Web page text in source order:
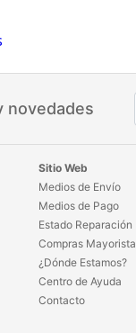
novedades
Sitio Web
Medios de Envío
Medios de Pago
Estado Reparación
Compras Mayorista
¿Dónde Estamos?
Centro de Ayuda
Contacto